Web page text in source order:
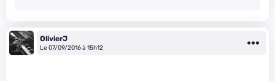
OlivierJ
Le 07/09/2016 à 15h12